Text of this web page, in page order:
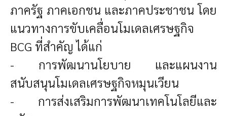
ภาครัฐ ภาคเอกชน และภาคประชาชน โดย
แนวทางการขับเคลื่อนโมเดลเศรษฐกิจ
BCG ที่สำคัญ ได้แก่
- การพัฒนานโยบาย และแผนงาน
สนับสนุนโมเดลเศรษฐกิจหมุนเวียน
- การส่งเสริมการพัฒนาเทคโนโลยีและ